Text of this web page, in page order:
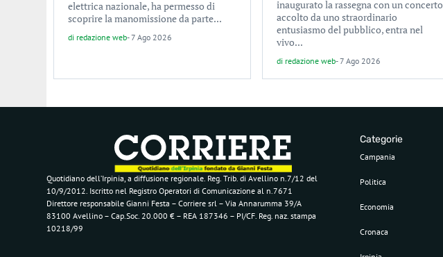
elettrica nazionale, ha permesso di
scoprire la manomissione da parte...
di redazione web-7 Ago 2026
inaugurato la rassegna con un concerto
accolto da uno straordinario
entusiasmo del pubblico, entra nel
vivo...
di redazione web-7 Ago 2026
Quotidiano dell’Irpinia, a diffusione regionale. Reg. Trib. di Avellino n.7/12 del
10/9/2012. Iscritto nel Registro Operatori di Comunicazione al n.7671
Direttore responsabile Gianni Festa – Corriere srl – Via Annarumma 39/A
83100 Avellino – Cap.Soc. 20.000 € – REA 187346 – PI/CF. Reg. naz. stampa
10218/99
Categorie
Campania
Politica
Economia
Cronaca